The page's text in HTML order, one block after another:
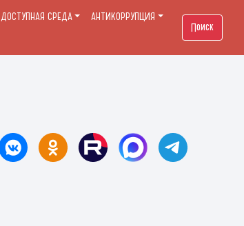
ДОСТУПНАЯ СРЕДА
АНТИКОРРУПЦИЯ
Поиск